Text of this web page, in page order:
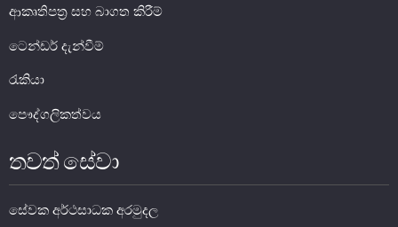
මූල්‍ය යටිතල පහසුකම්
ගෙවීම් හා පියවීම් පද්ධතිය
නීති හා රෙගුලාසි
පිරමීඩ යෝජනා
උපකරණ සහ ක්‍රියාත්මක කිරීම
මූල්‍ය උපකරණ විශ්ලේෂණය
ආකෘතිපත්‍ර සහ බාගත කිරීම්
ටෙන්ඩර් දැන්වීම්
රැකියා
පෞද්ගලිකත්වය
තවත් සේවා
සේවක අර්ථසාධක අරමුදල